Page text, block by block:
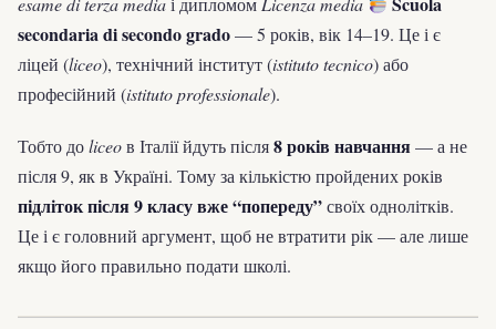
secondaria di secondo grado— 5 років, вік 14–19. Це і є
ліцей (liceo), технічний інститут (istituto tecnico) або
професійний (istituto professionale).
Тобто доliceoв Італії йдуть після8 років навчання— а не
після 9, як в Україні. Тому за кількістю пройдених років
підліток після 9 класу вже “попереду”своїх однолітків.
Це і є головний аргумент, щоб не втратити рік — але лише
якщо його правильно подати школі.